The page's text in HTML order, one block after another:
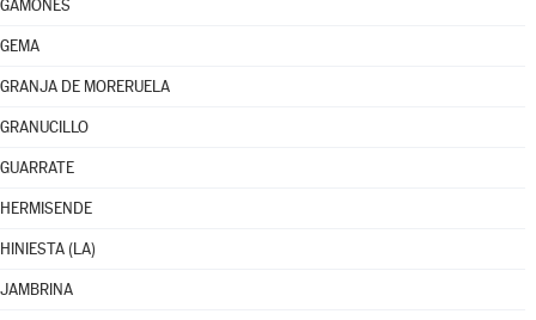
GAMONES
GEMA
GRANJA DE MORERUELA
GRANUCILLO
GUARRATE
HERMISENDE
HINIESTA (LA)
JAMBRINA